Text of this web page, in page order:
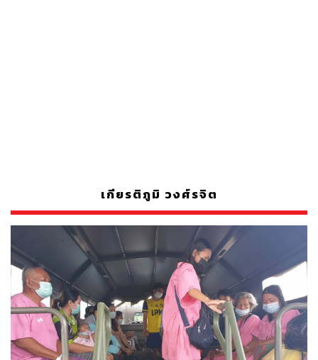
เกียรติภูมิ วงศ์รจิต